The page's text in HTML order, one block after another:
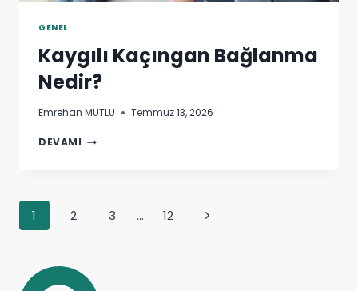
GENEL
Kaygılı Kaçıngan Bağlanma
Nedir?
Emrehan MUTLU Temmuz 13, 2026
DEVAMI KAYGILI
Page
1 2 3 … 12
Next